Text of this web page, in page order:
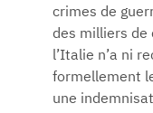
crimes de
des milliers de
l’Italie n’a ni
formellement
une